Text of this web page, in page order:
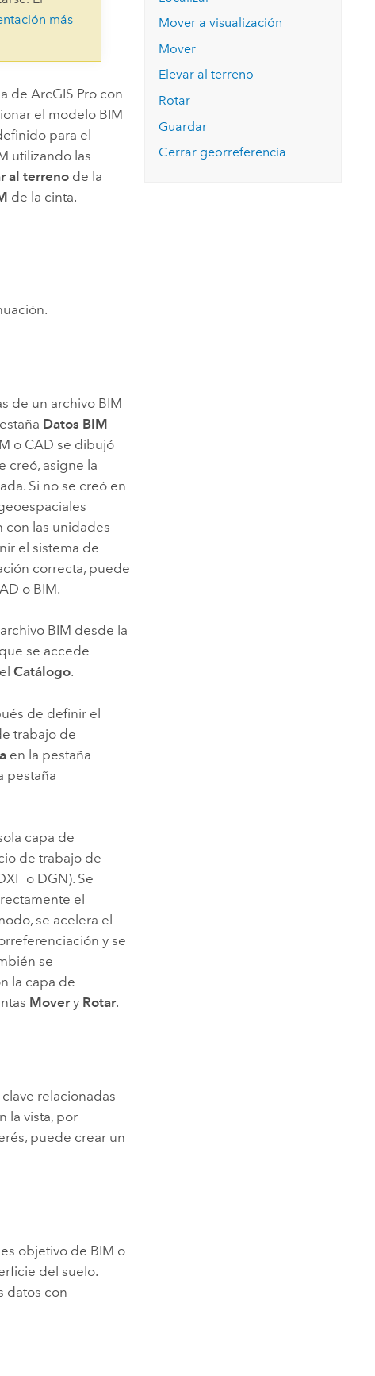
Explorar ArcGIS Pro
Leer la historia
más
deArcGIS Pro con
el modelo BIM
para el
utilizando las
al terreno de la
de la cinta.
de un archivo BIM
Datos BIM
o CAD se dibujó
creó, asigne la
Si no se creó en
con las unidades
el sistema de
correcta, puede
o BIM.
BIM desde la
se accede
Catálogo.
de definir el
trabajo de
en la pestaña
pestaña
capa de
de trabajo de
o DGN). Se
el
se acelera el
y se
se
la capa de
Mover y Rotar.
relacionadas
la vista, por
puede crear un
objetivo de BIM o
del suelo.
datos con
Mover a visualización
Mover
Elevar al terreno
Rotar
Guardar
Cerrar georreferencia